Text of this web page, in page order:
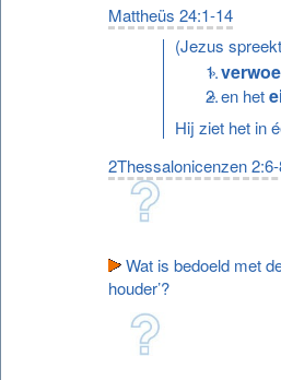
Mattheüs 24:1-14
(Jezus
en het
Hij ziet het in
2Thessalonicenzen
Wat is bedoeld met
houder’?